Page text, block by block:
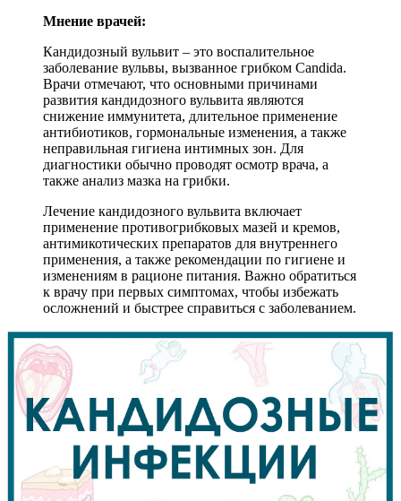
Мнение врачей:
Кандидозный вульвит – это воспалительное
заболевание вульвы, вызванное грибком Candida.
Врачи отмечают, что основными причинами
развития кандидозного вульвита являются
снижение иммунитета, длительное применение
антибиотиков, гормональные изменения, а также
неправильная гигиена интимных зон. Для
диагностики обычно проводят осмотр врача, а
также анализ мазка на грибки.
Лечение кандидозного вульвита включает
применение противогрибковых мазей и кремов,
антимикотических препаратов для внутреннего
применения, а также рекомендации по гигиене и
изменениям в рационе питания. Важно обратиться
к врачу при первых симптомах, чтобы избежать
осложнений и быстрее справиться с заболеванием.